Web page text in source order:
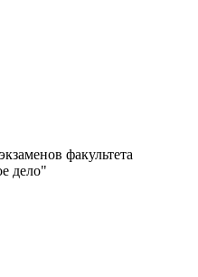
факультета
дело"